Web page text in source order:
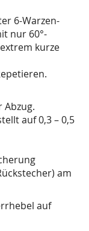
6-Warzen-
nur 60°-
kurze
Abzug.
auf 0,3 – 0,5
am
auf